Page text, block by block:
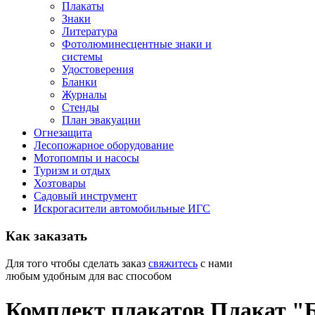
Плакаты
Знаки
Литература
Фотолюминесцентные знаки и
системы
Удостоверения
Бланки
Журналы
Стенды
План эвакуации
Огнезащита
Лесопожарное оборудование
Мотопомпы и насосы
Туризм и отдых
Хозтовары
Садовый инструмент
Искрогасители автомобильные ИГС
Как заказать
Для того чтобы сделать заказ свяжитесь с нами
любым удобным для вас способом